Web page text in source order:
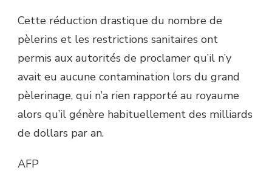
Cette réduction drastique du nombre de
pèlerins et les restrictions sanitaires ont
permis aux autorités de proclamer qu’il n’y
avait eu aucune contamination lors du grand
pèlerinage, qui n’a rien rapporté au royaume
alors qu’il génère habituellement des milliards
de dollars par an.
AFP